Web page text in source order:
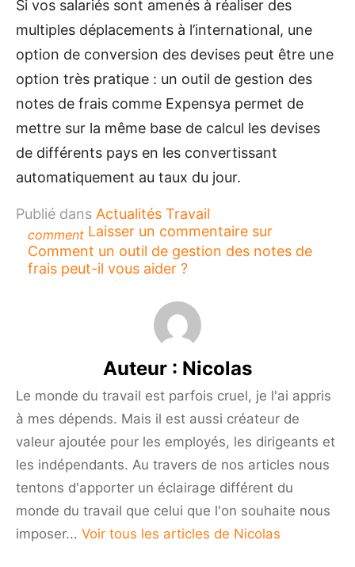
Si vos salariés sont amenés à réaliser des
multiples déplacements à l’international, une
option de conversion des devises peut être une
option très pratique : un outil de gestion des
notes de frais comme Expensya permet de
mettre sur la même base de calcul les devises
de différents pays en les convertissant
automatiquement au taux du jour.
Publié dans Actualités Travail
comment Laisser un commentaire sur
Comment un outil de gestion des notes de
frais peut-il vous aider ?
Auteur : Nicolas
Le monde du travail est parfois cruel, je l'ai appris
à mes dépends. Mais il est aussi créateur de
valeur ajoutée pour les employés, les dirigeants et
les indépendants. Au travers de nos articles nous
tentons d'apporter un éclairage différent du
monde du travail que celui que l'on souhaite nous
imposer... Voir tous les articles de Nicolas